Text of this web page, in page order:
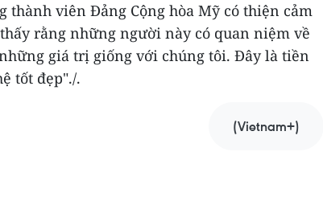
thành viên Đảng Cộng hòa Mỹ có thiện cảm
rằng những người này có quan niệm về
giá trị giống với chúng tôi. Đây là tiền
tốt đẹp"./.
(Vietnam+)